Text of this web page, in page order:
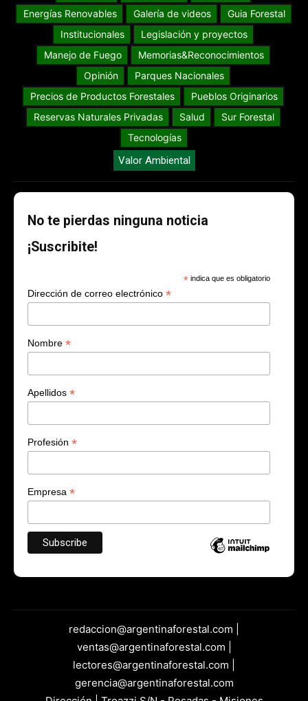
Energías Renovables
Galería de videos
Guia Forestal
Institucionales
Legislación y proyectos
Manejo de Fuego
Memorias&Reconocimientos
Opinión
Parques Nacionales
Precios de Productos Forestales
Pueblos Originarios
Reservas Naturales Privadas
Salud
Sur Forestal
Tecnologías
Valor Ambiental
No te pierdas ninguna noticia
¡Suscribite!
* indica que es obligatorio
Dirección de correo electrónico *
Nombre *
Apellidos *
Profesión *
Empresa *
redaccion@argentinaforestal.com |
ventas@argentinaforestal.com |
lectores@argentinaforestal.com |
gerencia@argentinaforestal.com